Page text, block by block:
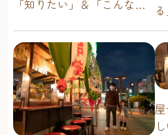
「知りたい」＆「こんな時
問に答えます！